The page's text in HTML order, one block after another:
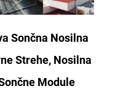
Sončna Nosilna
Strehe, Nosilna
Module